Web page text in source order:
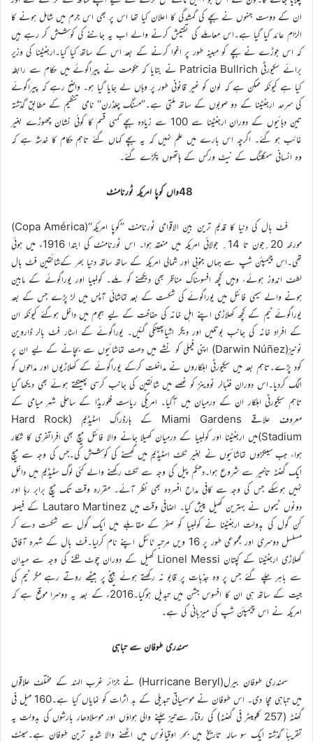
ان کے دوست جنہوں نے بچے کی گمشدگی کا اعلان کیا تھا اس پر بھی اس جرم میں شامل ہونے کا
الزام عائد کیا گیا ہے۔اس معاملے کی تفتیش کرنے والے اب یہ جاننے کی کوشش کر رہے ہیں
کہ اس جوڑے نے بچے کو مبینہ طور پر اغوا کرنے کے بعد اس کے ساتھ کیا کیا۔ارجنٹینا کی وزیر
برائے سکیورٹی Patricia Bullrich نے بتایا کہ حکومت نے پیراگوئے میں حکام سے رابطہ
کیا ہے کیونکہ ممکن ہے کہ لون کو غیر قانونی طور پر وہاں لے جایا گیا ہو۔ واضح رہے کہ پیراگوئے
کی سرحد ارجنٹینا کے دو صوبوں کے ساتھ ملتی ہے۔’’مسنگ چلڈرن‘‘ نامی تنظیم کے مطابق گذشتہ
تین دہائیوں کے دوران ارجنٹینا سے 100 سے زیادہ بچے کسی قسم کا کوئی نشان چھوڑے بغیر
غائب ہو گئے۔ اگرچہ اس بارے میں علم نہیں کہ یہ بچے کہاں گئے تاہم حکام کا خدشہ ہے کہ
وہ انسانی سمگلنگ کے نیٹ ورکس کے ہاتھوں پکڑے گئے۔
48واں کوپا امریکہ ٹورنامنٹ
فٹ بال کی دنیا کا قدیم ترین بین الاقوامی ٹورنامنٹ ’’کوپا امریکہ‘‘(Copa América)
مورخہ 20؍جون تا 14؍ جولائی امریکہ میں منعقد ہوا۔ اس ٹورنامنٹ کی ابتدا 1916ء میں ہوئی
تھی۔اس چیمپئن شپ سے جہاں جنوبی اور شمالی امریکہ کے ساتھ ساتھ دنیا بھر کےشائقینِ فٹ بال
لطف اندوز ہوئے، وہیں کچھ افسوسناک مناظر بھی دیکھنے کو ملے۔ کولمبیا اور یوراگوئے کے مابین
ہونے والے سیمی فائنل میں یوراگوئے کی شکست کے بعد تماشائی آپس میں لڑ پڑے جس کے بعد
یوراگوئے ٹیم کے کچھ کھلاڑی اپنے اہل خانہ کی حفاظت کے لیے ہجوم میں داخل ہوگئے کیونکہ ان
کے افراد خانہ کی جانب بوتلیں اور دیگر اشیاپھینکی گئیں۔ یوراگوئے کے اسٹار فٹ بالر ڈاروین
نونیز(Darwin Núñez) اپنی فیملی کو نشے میں دھت تماشائیوں سے بچانے کے لیے ان پر
کود پڑے۔تاہم بعد میں سیکیورٹی اہلکاروں نے مداخلت کرکے یوراگوئے کے کھلاڑیوں اور مداحوں کو
الگ کردیا۔اس دوران فٹبالر نووینز کو غصے میں شائقین کی جانب کرسی پھینکتے ہوئے بھی دیکھا گیا
تاہم سیکیورٹی اہلکار ان کے درمیان میں آگیا۔ امریکی ریاست فلوریڈا کے ساحلی شہر میامی کے
معروف علاقے Miami Gardens کے ہارڈراک اسٹیڈیم (Hard Rock
Stadium)میں ارجنٹینا اور کولمبیا کے درمیان کھیلا جانے والا فائنل میچ بھی افراتفری کا شکار
ہوا، جب سینکڑوں تماشائیوں نے بغیر ٹکٹ اسٹیڈیم میں گھسنے کی کوشش کی۔جس کی وجہ سے میچ
ایک گھنٹہ تاخیر سے شروع ہوا۔دھکم پیل کی وجہ سے ٹکٹ رکھنے والے کئی لوگ سٹیڈیم میں داخل
نہیں ہوسکے جس کی وجہ سے کافی مداح افسردہ بھی نظر آئے۔ مقررہ وقت تک میچ برابر رہا اور
دونوں ٹیموں نے بہترین کھیل پیش کیا۔ اضافی وقت میں Lautaro Martinez کے فیصلہ
کن گول کی بدولت ارجنٹینا نے کولمبیا کو صفر کے مقابلے میں ایک گول سے شکست دے کر
مسلسل دوسری اور مجموعی طور پر 16 ویں مرتبہ ٹائٹل اپنے نام کرلیا۔فٹ بال کے شہرہ آفاق
کھلاڑی ارجنٹینا کے کپتان Lionel Messi کھیل کے دوران چوٹ لگنے کی وجہ سے میدان
سے باہر چلے گئے جس پر وہ جذبات پر قابو نہ رکھتے ہوئے بینچ پر بیٹھے روتے رہے مگر ٹیم کی
جیت کے ساتھ ہی ان کا افسوس جشن میں تبدیل ہوگیا۔2016ء کے بعد یہ دوسرا موقع ہے کہ
امریکہ نے اس چیمپئن شپ کی میزبانی کی ہے۔
سمندری طوفان سے تباہی
سمندری طوفان بیرل(Hurricane Beryl) نے جزائر غرب الہند کے مختلف علاقوں
میں تباہی مچا دی۔ اس طوفان نے موسمیاتی تبدیلی کے بد اثرات کو نمایاں کیا ہے۔160 میل فی
گھنٹہ (257 کلومیٹر فی گھنٹہ) کی رفتار سےتیز چلنے والی ہواؤں اور موسلادھار بارشوں کی بدولت یہ
تقریباً گذشتہ ایک سو سالہ تاریخ میں بحر اوقیانوس میں اٹھنے والا شدید ترین طوفان ہے۔سینٹ